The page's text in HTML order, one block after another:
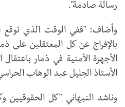
رسالة صادمة".
وأضاف: "ففي الوقت الذي توقع
بالإفراج عن كل المعتقلين على
الأجهزة الأمنية في ذمار
الأستاذ الجليل عبد الوهاب
وناشد النبهاني "كل الحقوقيين